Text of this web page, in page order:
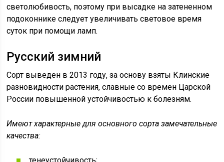
светолюбивость, поэтому при высадке на затененном
подоконнике следует увеличивать световое время
суток при помощи ламп.
Русский зимний
Сорт выведен в 2013 году, за основу взяты Клинские
разновидности растения, славные со времен Царской
России повышенной устойчивостью к болезням.
Имеют характерные для основного сорта замечательные
качества: